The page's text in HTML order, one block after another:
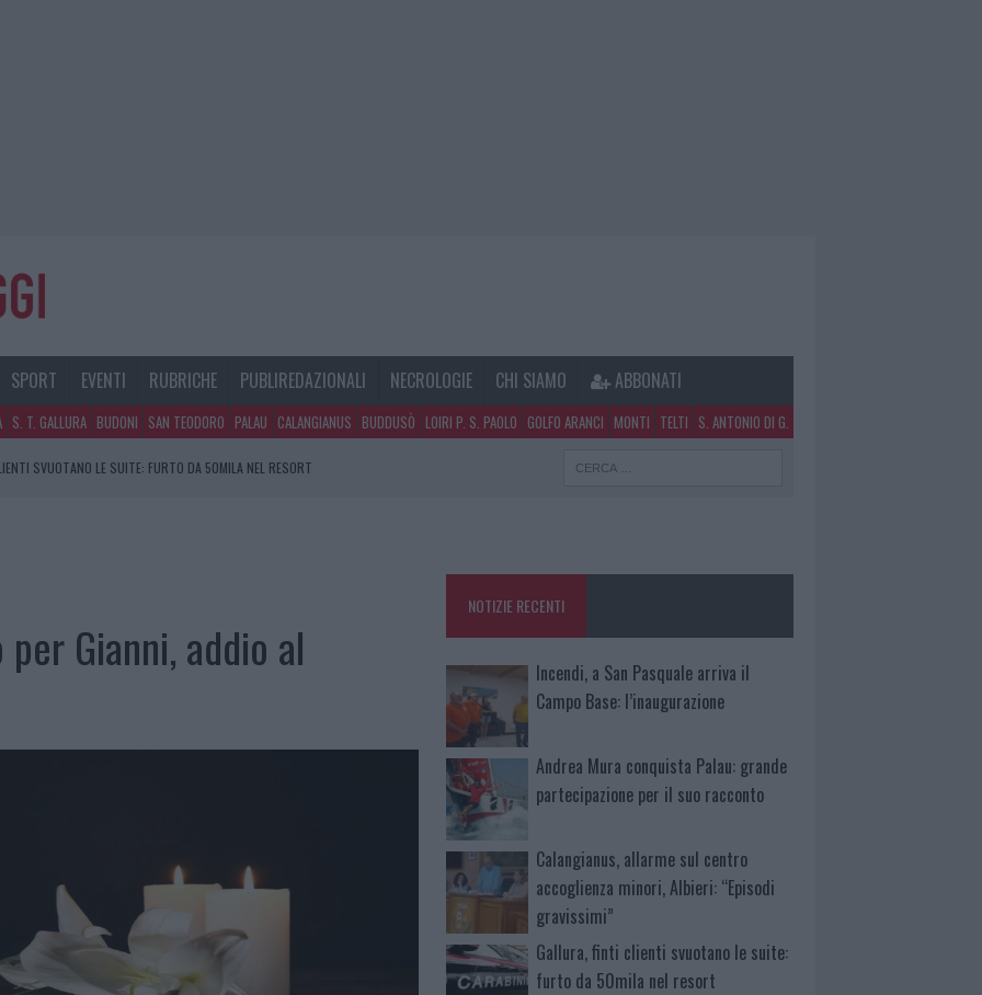
SPORT EVENTI RUBRICHE PUBLIREDAZIONALI NECROLOGIE CHI SIAMO ABBONATI
S. T. GALLURA BUDONI SAN TEODORO PALAU CALANGIANUS BUDDUSÒ LOIRI P. S. PAOLO GOLFO ARANCI MONTI TELTI S. ANTONIO DI G.
SOLE E CALDO TORNANO PROTAGONISTI
Gianni, addio al
NOTIZIE RECENTI
Incendi, a San Pasquale arriva il
Campo Base: l’inaugurazione
Andrea Mura conquista Palau: grande
partecipazione per il suo racconto
Calangianus, allarme sul centro
accoglienza minori, Albieri: “Episodi
gravissimi”
Gallura, finti clienti svuotano le suite:
furto da 50mila nel resort